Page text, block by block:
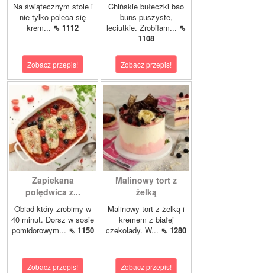
Na świątecznym stole i
nie tylko poleca się
krem... ⇖ 1112
Zobacz przepis!
Chińskie bułeczki bao
buns puszyste,
leciutkie. Zrobiłam... ⇖
1108
Zobacz przepis!
Zapiekana
polędwica z...
Obiad który zrobimy w
40 minut. Dorsz w sosie
pomidorowym... ⇖ 1150
Zobacz przepis!
Malinowy tort z
żelką
Malinowy tort z żelką i
kremem z białej
czekolady. W... ⇖ 1280
Zobacz przepis!